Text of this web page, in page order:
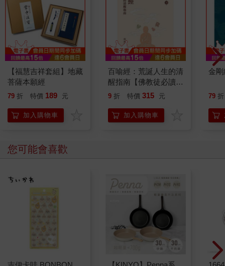
【福慧吉祥套組】地藏
菩薩本願經
79 折 特價 189 元
加入購物車
百喻經：荒誕人生的清
醒指南【佛教徒必讀經
典08】
9 折 特價 315 元
加入購物車
金
79 折
您可能會喜歡